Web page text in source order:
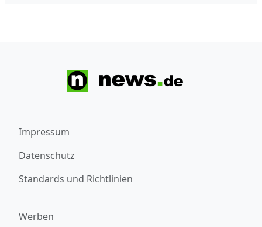
Impressum
Datenschutz
Standards und Richtlinien
Werben